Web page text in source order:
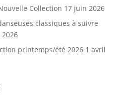
Collection 17 juin 2026
classiques à suivre
printemps/été 2026 1 avril